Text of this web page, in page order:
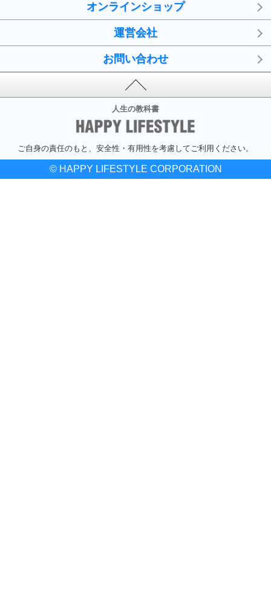
オンラインショップ
運営会社
お問い合わせ
人生の教科書
ご自身の責任のもと、安全性・有用性を考慮してご利用ください。
© HAPPY LIFESTYLE CORPORATION